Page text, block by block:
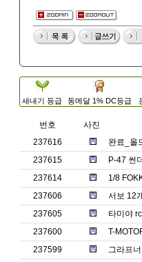
새내기 등급 동메달 1% DC등급
번호
사진
237616
완료_올
237615
P-47 썬
237614
1/8
237606
서보 12
237605
타미야
237600
T-
237599
그라프